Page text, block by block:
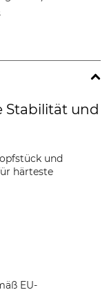
Stabilität und
und
härteste
EU-